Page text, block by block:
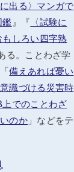
に出る〉マンガで
鑑 』『 〈試験に
しろい四字熟
る。ことわざ学
備えあれば憂い
識づける災害時
上でのことわざ
のか」などをテ